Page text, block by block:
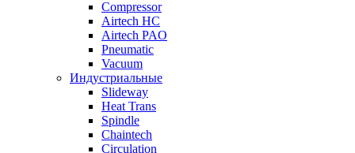
Compressor
Airtech HC
Airtech PAO
Pneumatic
Vacuum
Индустриальные
Slideway
Heat Trans
Spindle
Chaintech
Circulation